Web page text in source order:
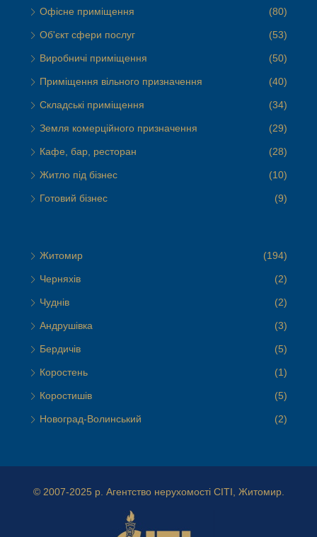
Офісне приміщення (80)
Об'єкт сфери послуг (53)
Виробничі приміщення (50)
Приміщення вільного призначення (40)
Складські приміщення (34)
Земля комерційного призначення (29)
Кафе, бар, ресторан (28)
Житло під бізнес (10)
Готовий бізнес (9)
Житомир (194)
Черняхів (2)
Чуднів (2)
Андрушівка (3)
Бердичів (5)
Коростень (1)
Коростишів (5)
Новоград-Волинський (2)
© 2007-2025 р. Агентство нерухомості СІТІ, Житомир.